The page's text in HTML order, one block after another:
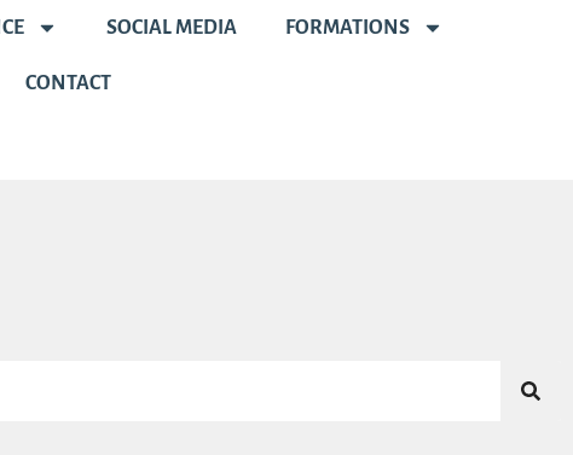
SOCIAL MEDIA FORMATIONS
CONTACT